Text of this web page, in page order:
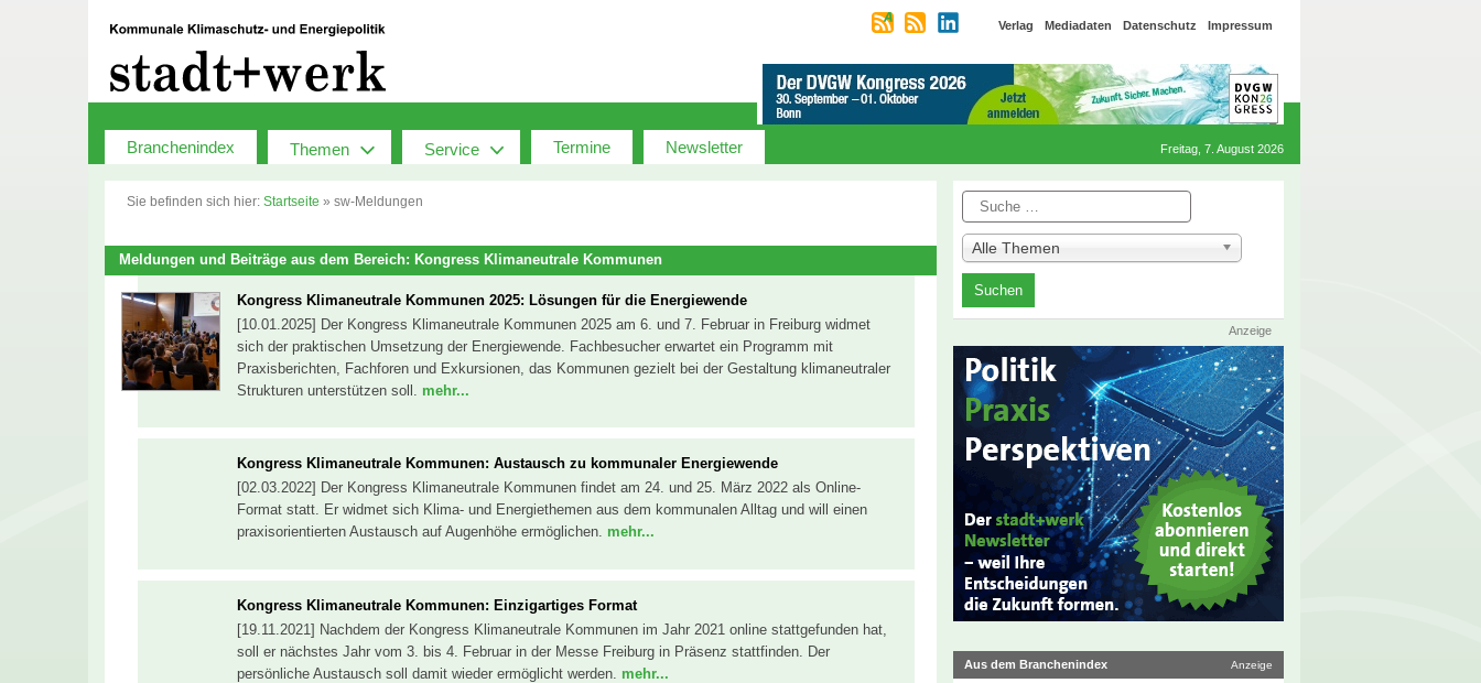
Verlag Mediadaten Datenschutz Impressum
Branchenindex Themen Service Termine Newsletter Freitag, 7. August 2026
Sie befinden sich hier: Startseite » sw-Meldungen
Meldungen und Beiträge aus dem Bereich: Kongress Klimaneutrale Kommunen
Kongress Klimaneutrale Kommunen 2025: Lösungen für die Energiewende
[10.01.2025] Der Kongress Klimaneutrale Kommunen 2025 am 6. und 7. Februar in Freiburg widmet
sich der praktischen Umsetzung der Energiewende. Fachbesucher erwartet ein Programm mit
Praxisberichten, Fachforen und Exkursionen, das Kommunen gezielt bei der Gestaltung klimaneutraler
Strukturen unterstützen soll. mehr...
Kongress Klimaneutrale Kommunen: Austausch zu kommunaler Energiewende
[02.03.2022] Der Kongress Klimaneutrale Kommunen findet am 24. und 25. März 2022 als Online-
Format statt. Er widmet sich Klima- und Energiethemen aus dem kommunalen Alltag und will einen
praxisorientierten Austausch auf Augenhöhe ermöglichen. mehr...
Kongress Klimaneutrale Kommunen: Einzigartiges Format
[19.11.2021] Nachdem der Kongress Klimaneutrale Kommunen im Jahr 2021 online stattgefunden hat,
soll er nächstes Jahr vom 3. bis 4. Februar in der Messe Freiburg in Präsenz stattfinden. Der
persönliche Austausch soll damit wieder ermöglicht werden. mehr...
Suche
Alle Themen
Anzeige
Aus dem Branchenindex Anzeige